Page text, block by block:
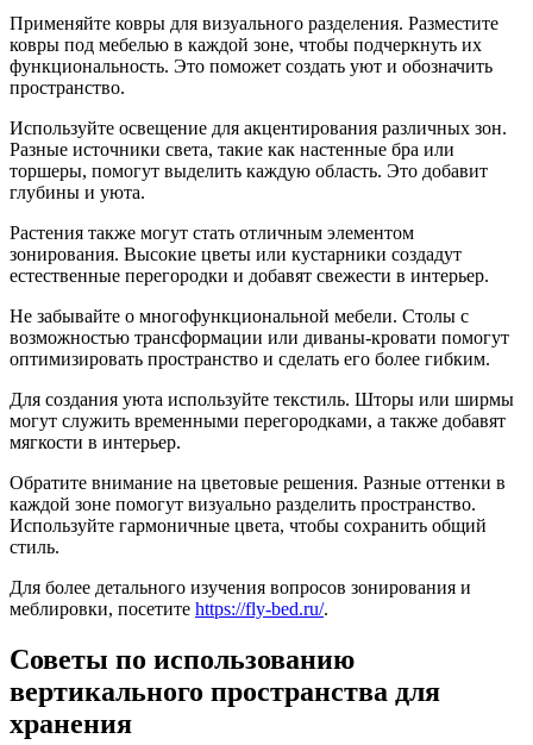
Применяйте ковры для визуального разделения. Разместите
ковры под мебелью в каждой зоне, чтобы подчеркнуть их
функциональность. Это поможет создать уют и обозначить
пространство.
Используйте освещение для акцентирования различных зон.
Разные источники света, такие как настенные бра или
торшеры, помогут выделить каждую область. Это добавит
глубины и уюта.
Растения также могут стать отличным элементом
зонирования. Высокие цветы или кустарники создадут
естественные перегородки и добавят свежести в интерьер.
Не забывайте о многофункциональной мебели. Столы с
возможностью трансформации или диваны-кровати помогут
оптимизировать пространство и сделать его более гибким.
Для создания уюта используйте текстиль. Шторы или ширмы
могут служить временными перегородками, а также добавят
мягкости в интерьер.
Обратите внимание на цветовые решения. Разные оттенки в
каждой зоне помогут визуально разделить пространство.
Используйте гармоничные цвета, чтобы сохранить общий
стиль.
Для более детального изучения вопросов зонирования и
меблировки, посетите https://fly-bed.ru/.
Советы по использованию
вертикального пространства для
хранения